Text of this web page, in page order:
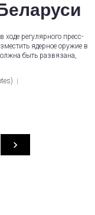
регулярного пресс-
ядерное оружие в
быть развязана,
)